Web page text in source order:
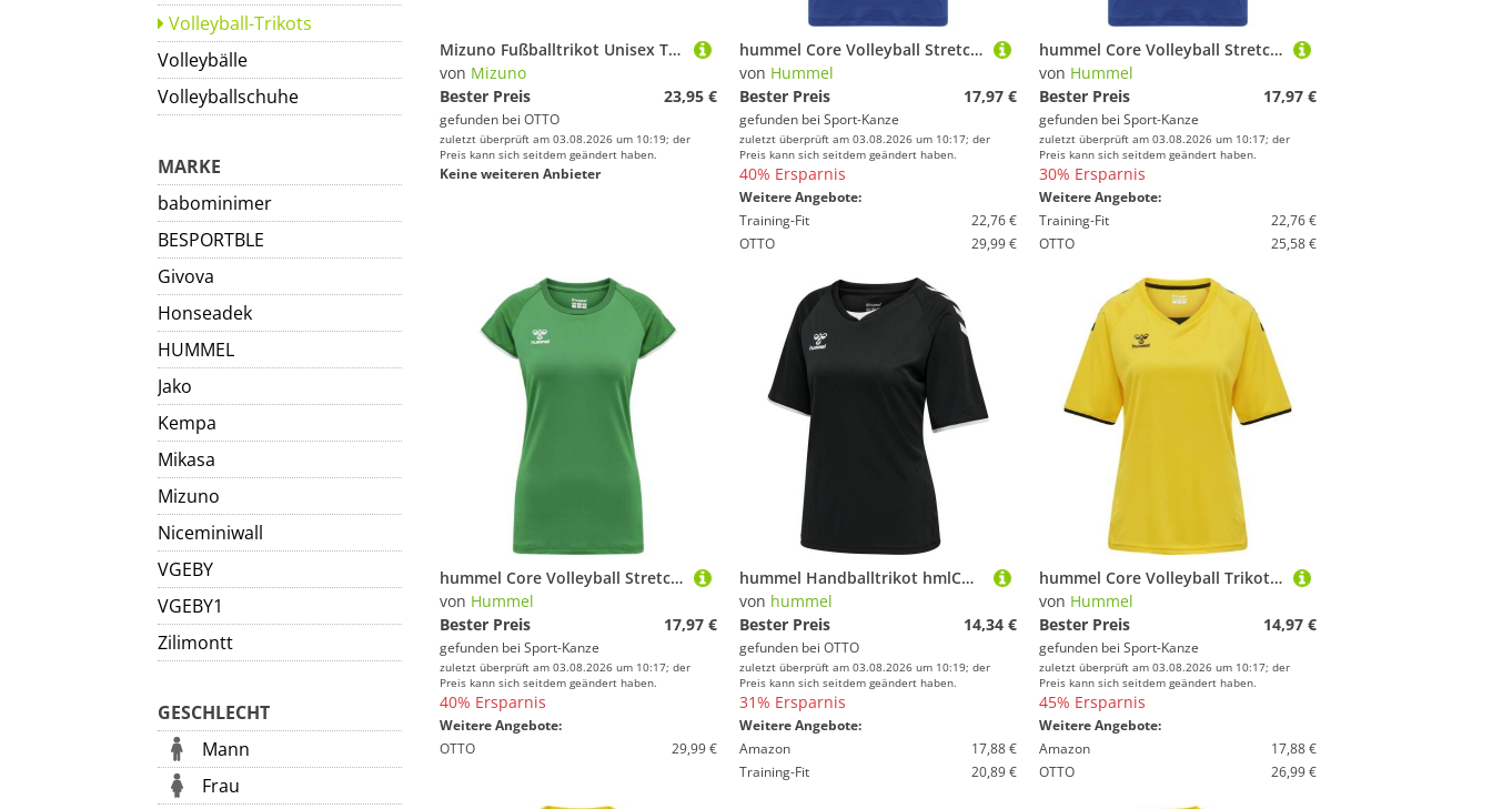
Volleyball-Trikots
Volleybälle
Volleyballschuhe
MARKE
babominimer
BESPORTBLE
Givova
Honseadek
HUMMEL
Jako
Kempa
Mikasa
Mizuno
Niceminiwall
VGEBY
VGEBY1
Zilimontt
GESCHLECHT
Mann
Frau
Mizuno Fußballtrikot Unisex TEAM AUTH. MYOU TEE Volleyball Trikot
von Mizuno
Bester Preis
23,95 €
gefunden bei OTTO
zuletzt überprüft am 03.08.2026 um 10:19; der
Preis kann sich seitdem geändert haben.
Keine weiteren Anbieter
hummel Core Volleyball Stretch Trikot Damen 213924 TRUE BLUE M
von Hummel
Bester Preis
17,97 €
gefunden bei Sport-Kanze
zuletzt überprüft am 03.08.2026 um 10:17; der
Preis kann sich seitdem geändert haben.
40% Ersparnis
Weitere Angebote:
Training-Fit
22,76 €
OTTO
29,99 €
hummel Core Volleyball Stretch Trikot Damen 213924 TRUE BLUE S
von Hummel
Bester Preis
17,97 €
gefunden bei Sport-Kanze
zuletzt überprüft am 03.08.2026 um 10:17; der
Preis kann sich seitdem geändert haben.
30% Ersparnis
Weitere Angebote:
Training-Fit
22,76 €
OTTO
25,58 €
hummel Core Volleyball Stretch Trikot Damen 213924 JELLY BEAN L
von Hummel
Bester Preis
17,97 €
gefunden bei Sport-Kanze
zuletzt überprüft am 03.08.2026 um 10:17; der
Preis kann sich seitdem geändert haben.
40% Ersparnis
Weitere Angebote:
OTTO
29,99 €
hummel Handballtrikot hmlCORE Volley Tee Woman
von hummel
Bester Preis
14,34 €
gefunden bei OTTO
zuletzt überprüft am 03.08.2026 um 10:19; der
Preis kann sich seitdem geändert haben.
31% Ersparnis
Weitere Angebote:
Amazon
17,88 €
Training-Fit
20,89 €
hummel Core Volleyball Trikot Damen 213923 BLAZING YELLOW Gr. L
von Hummel
Bester Preis
14,97 €
gefunden bei Sport-Kanze
zuletzt überprüft am 03.08.2026 um 10:17; der
Preis kann sich seitdem geändert haben.
45% Ersparnis
Weitere Angebote:
Amazon
17,88 €
OTTO
26,99 €